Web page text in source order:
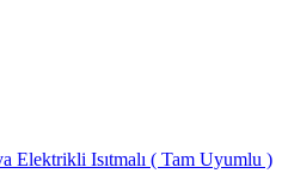
Elektrikli Isıtmalı ( Tam Uyumlu )